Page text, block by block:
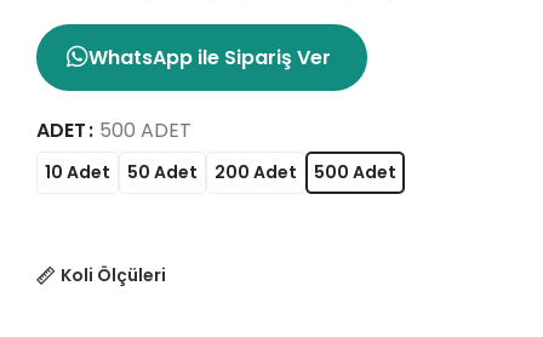
WhatsApp ile Sipariş Ver
ADET 500 ADET
10 Adet 50 Adet 200 Adet 500 Adet
Koli Ölçüleri